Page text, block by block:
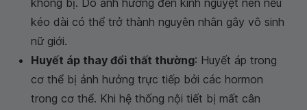
không bị. Do ảnh hưởng đến kinh nguyệt nên nếu
kéo dài có thể trở thành nguyên nhân gây vô sinh
nữ giới.
Huyết áp thay đổi thất thường: Huyết áp trong
cơ thể bị ảnh hưởng trực tiếp bởi các hormon
trong cơ thể. Khi hệ thống nội tiết bị mất cân